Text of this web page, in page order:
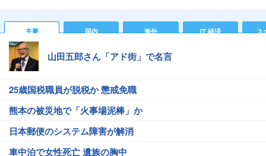
主要 国内 海外 IT 経済 ス
山田五郎さん「アド街」で名言
25歳国税職員が脱税か 懲戒免職
熊本の被災地で「火事場泥棒」か
日本郵便のシステム障害が解消
車中泊で女性死亡 遺族の胸中